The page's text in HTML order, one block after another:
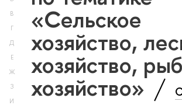
В
Г
Д
Е
Ж
З
И
«Сельское
хозяйство,
хозяйство,
хозяйство»